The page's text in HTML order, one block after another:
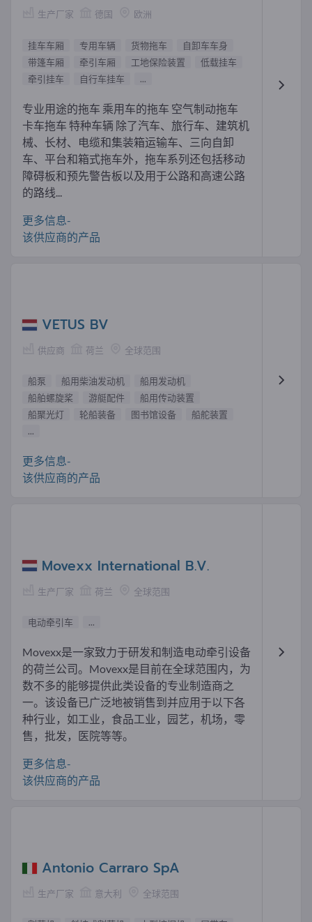
生产厂家 德国 欧洲
挂车车厢 专用车辆 货物拖车
自卸车车身
带篷车厢
牵引车厢 工地保险装置
低载挂车
牵引挂车
自行车挂车 ...
专业用途的拖车 乘用车的拖车 空气制动拖车
卡车拖车 特种车辆 除了汽车、旅行车、建筑机
械、长材、电缆和集装箱运输车、三向自卸
车、平台和箱式拖车外，拖车系列还包括移动
障碍板和预先警告板以及用于公路和高速公路
的路线...
更多信息-
该供应商的产品
VETUS BV
供应商 荷兰 全球范围
船泵 船用柴油发动机
船用发动机
船舶螺旋桨
游艇配件
船用传动装置
船聚光灯
轮船装备 图书馆设备
船舵装置
...
更多信息-
该供应商的产品
Movexx International B.V.
生产厂家 荷兰 全球范围
电动牵引车 ...
Movexx是一家致力于研发和制造电动牵引设备
的荷兰公司。Movexx是目前在全球范围内，为
数不多的能够提供此类设备的专业制造商之
一。该设备已广泛地被销售到并应用于以下各
种行业，如工业，食品工业，园艺，机场，零
售，批发，医院等等。
更多信息-
该供应商的产品
Antonio Carraro SpA
生产厂家 意大利 全球范围